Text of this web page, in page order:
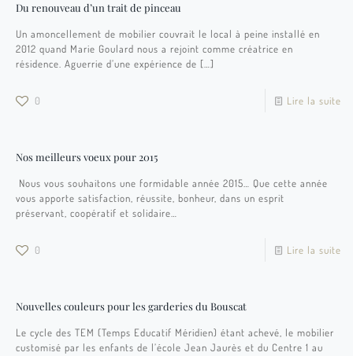
Du renouveau d’un trait de pinceau
Un amoncellement de mobilier couvrait le local à peine installé en
2012 quand Marie Goulard nous a rejoint comme créatrice en
résidence. Aguerrie d’une expérience de […]
0 Lire la suite
Nos meilleurs voeux pour 2015
Nous vous souhaitons une formidable année 2015… Que cette année
vous apporte satisfaction, réussite, bonheur, dans un esprit
préservant, coopératif et solidaire…
0 Lire la suite
Nouvelles couleurs pour les garderies du Bouscat
Le cycle des TEM (Temps Educatif Méridien) étant achevé, le mobilier
customisé par les enfants de l’école Jean Jaurès et du Centre 1 au